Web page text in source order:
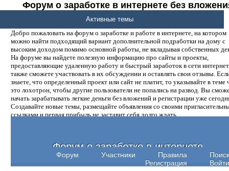
Форум о заработке в интернете без
денег.
Добро пожаловать на форум о заработке и работе в интернете, на котором
можно найти подходящий вариант дополнительной подработки на дому с
высоким доходом помимо основной работы, не вкладывая собственных
На форуме вы найдете полезную информацию про сайты и проекты,
предоставляющие удаленную работу и быстрый заработок в сети
также сможете участвовать в их обсуждении и оставлять свои отзывы.
знаете, что определенный проект или сайт не платит, то указывайте в теме
это лохотрон, чтобы другие пользователи не попались на развод. Вы
начать зарабатывать легкие деньги без вложений и регистрации уже
Создавайте новые темы, размещайте объявления со своими
ссылками и первая прибыль не заставит себя долго ждать.
Форум о заработке в интернете
Форум Участники Правила
Поиск
Регистрация
Войти
Активные темы